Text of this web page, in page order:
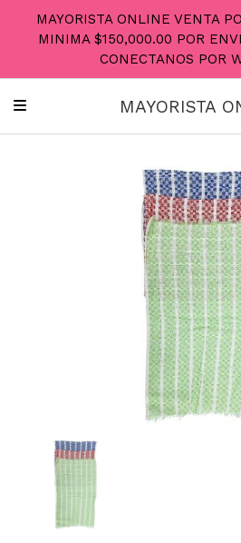
MAYORISTA ONLINE VENTA
MINIMA $150,000.00 POR
CONECTANOS POR
MAYORISTA